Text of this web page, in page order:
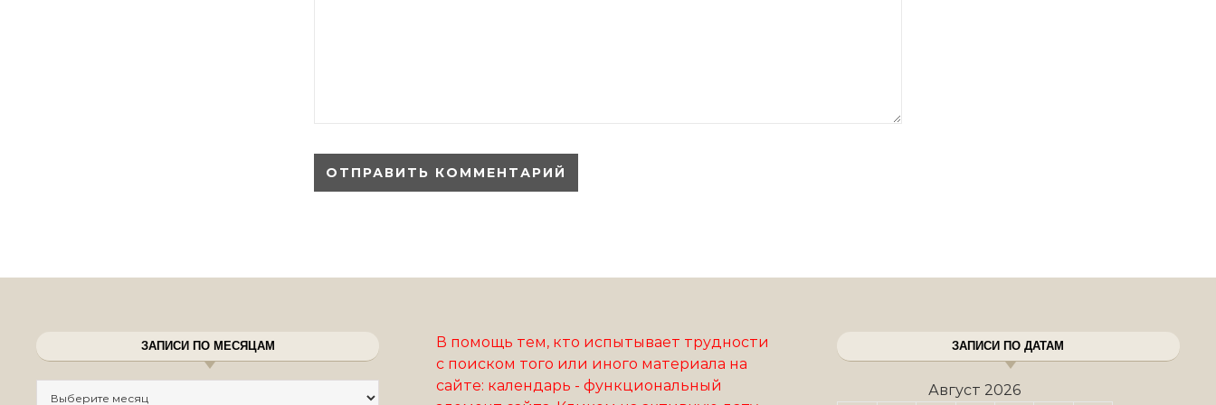
ЗАПИСИ ПО МЕСЯЦАМ
В помощь тем, кто испытывает трудности
с поиском того или иного материала на
сайте: календарь - функциональный
ЗАПИСИ ПО ДАТАМ
Август 2026